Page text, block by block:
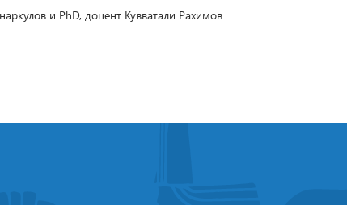
и PhD, доцент Кувватали Рахимов